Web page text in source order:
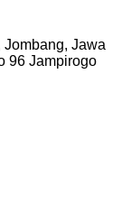
Jombang, Jawa
96 Jampirogo